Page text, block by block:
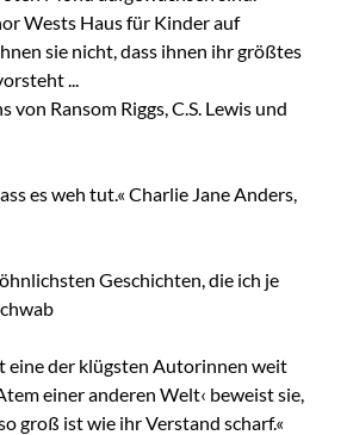
Wests Haus für Kinder auf
sie nicht, dass ihnen ihr größtes
...
von Ransom Riggs, C.S. Lewis und
es weh tut.« Charlie Jane Anders,
Geschichten, die ich je
eine der klügsten Autorinnen weit
einer anderen Welt‹ beweist sie,
groß ist wie ihr Verstand scharf.«